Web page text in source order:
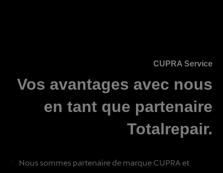
CUPRA Service
Vos avantages avec nous
en tant que partenaire
Totalrepair.
Nous sommes partenaire de marque CUPRA et